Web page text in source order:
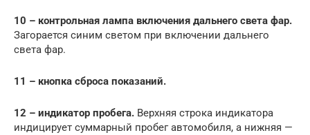
10 – контрольная лампа включения дальнего света фар.
Загорается синим светом при включении дальнего
света фар.
11 – кнопка сброса показаний.
12 – индикатор пробега. Верхняя строка индикатора
индицирует суммарный пробег автомобиля, а нижняя —